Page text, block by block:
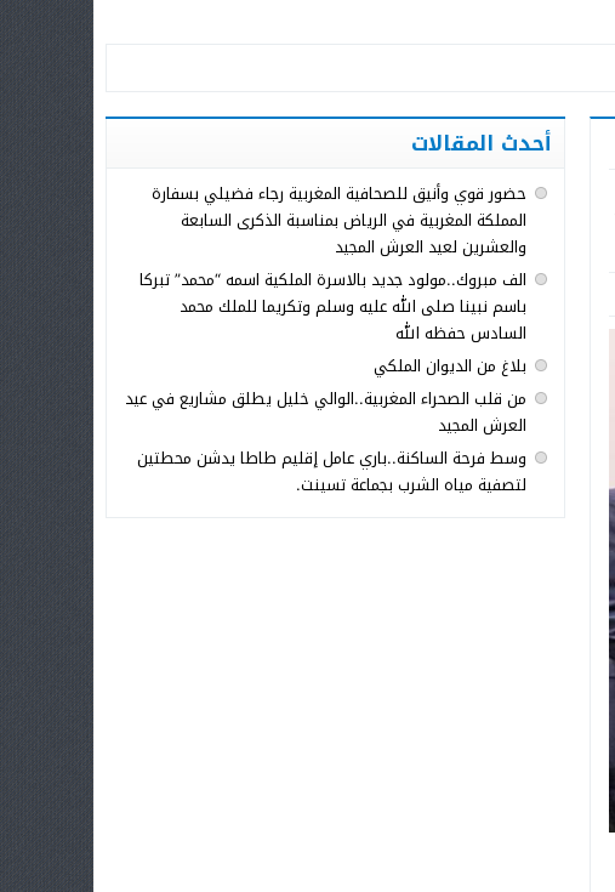
أحدث المقالات
حضور قوي وأنيق للصحافية المغربية رجاء فضيلي بسفارة
المملكة المغربية في الرياض بمناسبة الذكرى السابعة
والعشرين لعيد العرش المجيد
الف مبروك..مولود جديد بالاسرة الملكية اسمه “محمد” تبركا
باسم نبينا صلى الله عليه وسلم وتكريما للملك محمد
السادس حفظه الله
بلاغ من الديوان الملكي
من قلب الصحراء المغربية..الوالي خليل يطلق مشاريع في عيد
العرش المجيد
وسط فرحة الساكنة..باري عامل إقليم طاطا يدشن محطتين
لتصفية مياه الشرب بجماعة تسينت.